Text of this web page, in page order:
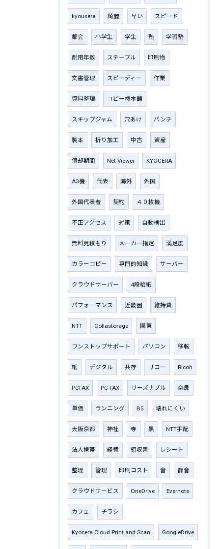
kyousera 綺麗 早い スピード
都会 小学生 学生 塾 学習塾
耐用年数 ステープル 印刷物
文書管理 スピーディー 作業
資料整理 コピー機本舗
スキップジャム 穴あけ パンチ
製本 折り加工 中古 資産
償却期間 Net Viewer KYOCERA
A3機 代表 海外 外国
外国代表者 契約 ４０枚機
不正アクセス 対策 自動検出
無料見積もり メーカー指定 満足度
カラーコピー 専門的知識 サーバー
クラウドサーバー 4段給紙
パフォーマンス 近畿圏 維持費
NTT Collastorage 関東
ワンストップサポート パソコン 移転
紙 デジタル 共存 リコー Ricoh
PCFAX PC-FAX リーズナブル 奈良
単価 ランニング B5 壊れにくい
大阪京都 神社 寺 黒 NTT手配
法人携帯 経費 領収書 レシート
整理 管理 印刷コスト 音 静音
クラウドサービス OneDrive Evernote
カフェ チラシ
Kyocera Cloud Print and Scan GoogleDrive